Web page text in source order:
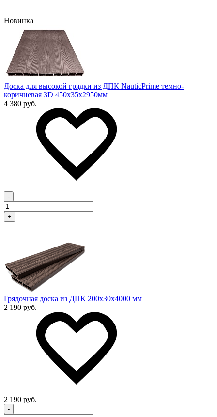
Новинка
Доска для высокой грядки из ДПК NauticPrime темно-
коричневая 3D 450х35х2950мм
4 380 руб.
-
+
Грядочная доска из ДПК 200x30х4000 мм
2 190 руб.
2 190 руб.
-